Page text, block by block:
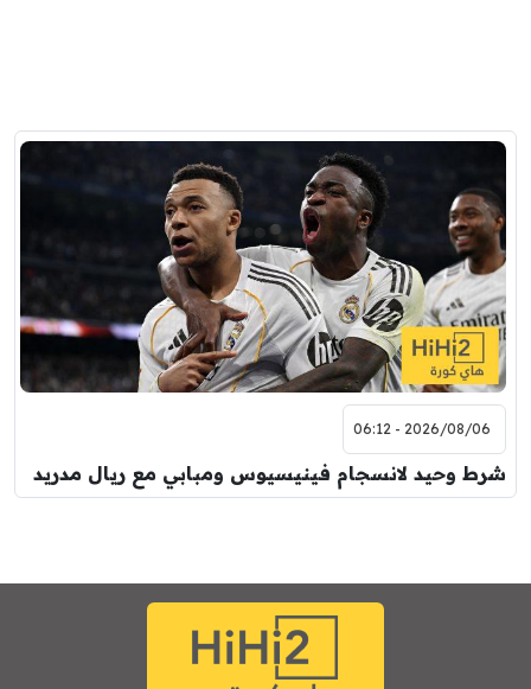
2026/08/06 - 06:12
شرط وحيد لانسجام فينيسيوس ومبابي مع ريال مدريد